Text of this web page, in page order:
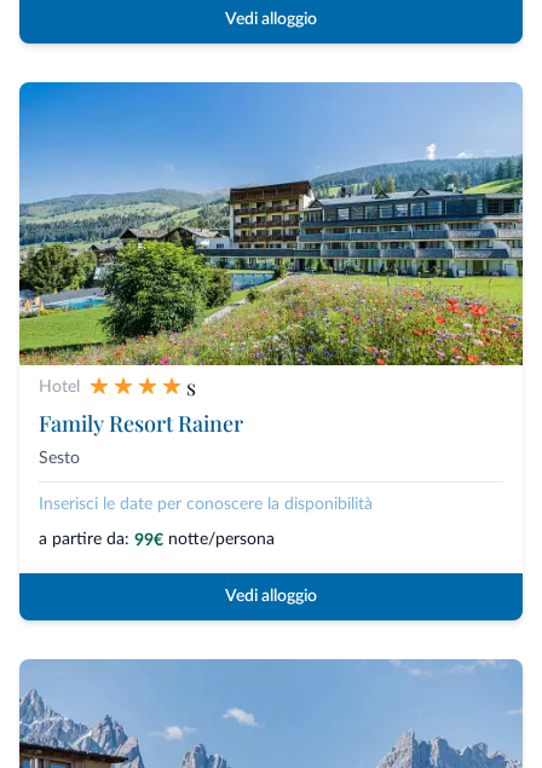
Vedi alloggio
Hotel
s
Family Resort Rainer
Sesto
Inserisci le date per conoscere la disponibilità
a partire da: 99€ notte/persona
Vedi alloggio